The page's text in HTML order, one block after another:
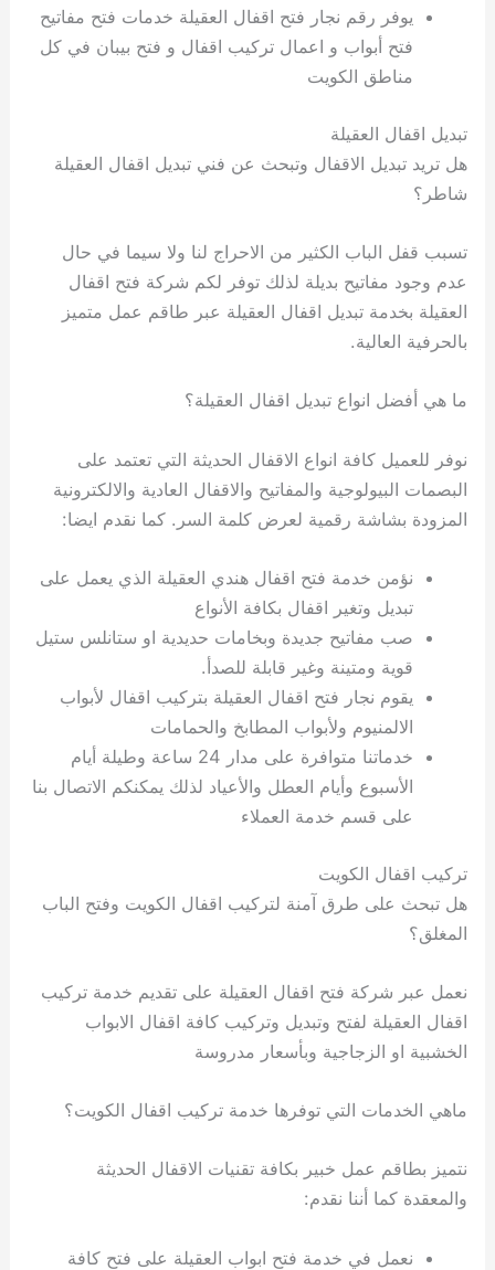
يوفر رقم نجار فتح اقفال العقيلة خدمات فتح مفاتيح
فتح أبواب و اعمال تركيب اقفال و فتح بيبان في كل
مناطق الكويت
تبديل اقفال العقيلة
هل تريد تبديل الاقفال وتبحث عن فني تبديل اقفال العقيلة
شاطر؟
تسبب قفل الباب الكثير من الاحراج لنا ولا سيما في حال
عدم وجود مفاتيح بديلة لذلك توفر لكم شركة فتح اقفال
العقيلة بخدمة تبديل اقفال العقيلة عبر طاقم عمل متميز
بالحرفية العالية.
ما هي أفضل انواع تبديل اقفال العقيلة؟
نوفر للعميل كافة انواع الاقفال الحديثة التي تعتمد على
البصمات البيولوجية والمفاتيح والاقفال العادية والالكترونية
المزودة بشاشة رقمية لعرض كلمة السر. كما نقدم ايضا:
نؤمن خدمة فتح اقفال هندي العقيلة الذي يعمل على
تبديل وتغير اقفال بكافة الأنواع
صب مفاتيح جديدة وبخامات حديدية او ستانلس ستيل
قوية ومتينة وغير قابلة للصدأ.
يقوم نجار فتح اقفال العقيلة بتركيب اقفال لأبواب
الالمنيوم ولأبواب المطابخ والحمامات
خدماتنا متوافرة على مدار 24 ساعة وطيلة أيام
الأسبوع وأيام العطل والأعياد لذلك يمكنكم الاتصال بنا
على قسم خدمة العملاء
تركيب اقفال الكويت
هل تبحث على طرق آمنة لتركيب اقفال الكويت وفتح الباب
المغلق؟
نعمل عبر شركة فتح اقفال العقيلة على تقديم خدمة تركيب
اقفال العقيلة لفتح وتبديل وتركيب كافة اقفال الابواب
الخشبية او الزجاجية وبأسعار مدروسة
ماهي الخدمات التي توفرها خدمة تركيب اقفال الكويت؟
نتميز بطاقم عمل خبير بكافة تقنيات الاقفال الحديثة
والمعقدة كما أننا نقدم:
نعمل في خدمة فتح ابواب العقيلة على فتح كافة